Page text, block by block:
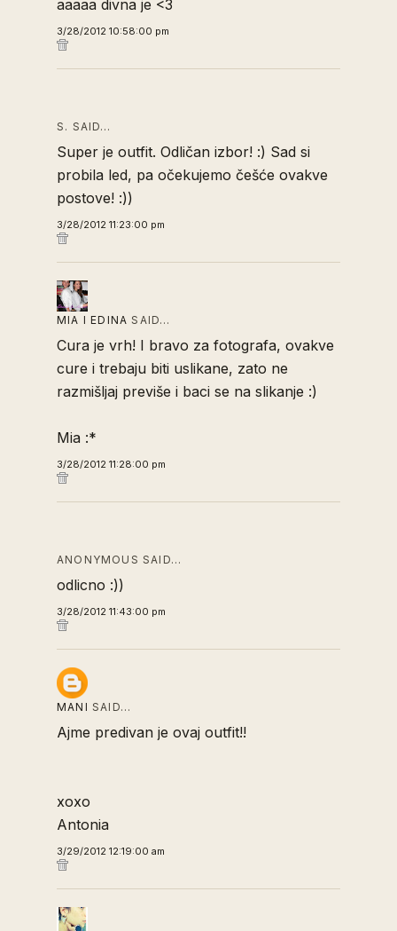
aaaaa divna je <3
3/28/2012 10:58:00 pm
S. SAID…
Super je outfit. Odličan izbor! :) Sad si
probila led, pa očekujemo češće ovakve
postove! :))
3/28/2012 11:23:00 pm
MIA I EDINA SAID…
Cura je vrh! I bravo za fotografa, ovakve
cure i trebaju biti uslikane, zato ne
razmišljaj previše i baci se na slikanje :)
Mia :*
3/28/2012 11:28:00 pm
ANONYMOUS SAID…
odlicno :))
3/28/2012 11:43:00 pm
MANI SAID…
Ajme predivan je ovaj outfit!!
xoxo
Antonia
3/29/2012 12:19:00 am